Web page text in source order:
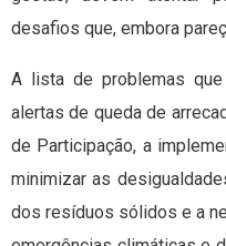
desafios que, embora
A lista de problemas
alertas de queda de
de Participação, a
minimizar as
dos resíduos sólidos e a